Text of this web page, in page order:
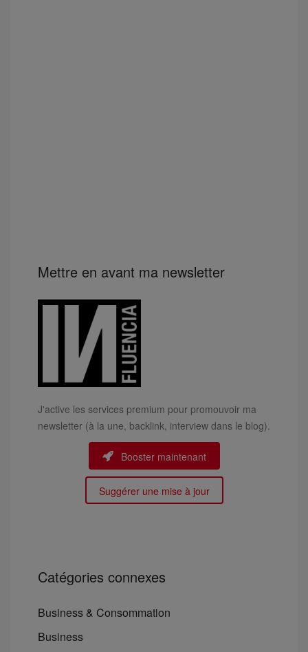
Mettre en avant ma newsletter
J'active les services premium pour promouvoir ma
newsletter (à la une, backlink, interview dans le blog).
Booster maintenant
Suggérer une mise à jour
Catégories connexes
Business & Consommation
Business